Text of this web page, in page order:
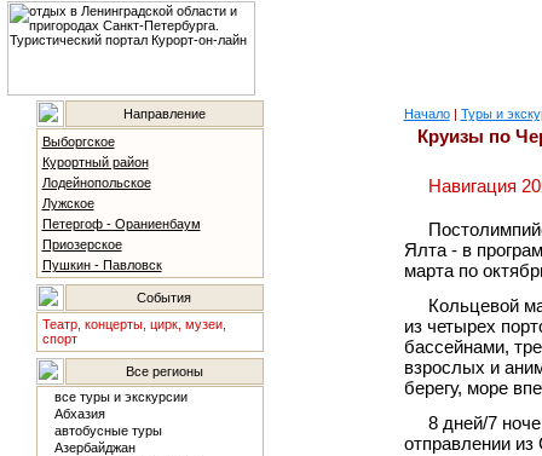
Направление
Выборгское
Курортный район
Лодейнопольское
Лужское
Петергоф - Ораниенбаум
Приозерское
Пушкин - Павловск
События
Театр, концерты, цирк, музеи,
спорт
Все регионы
все туры и экскурсии
Абхазия
автобусные туры
Азербайджан
Начало| Туры и
Круизы по
Навигация
Ялта - в
марта по
Кольцевой
из четырех
бассейнами,
взрослых и
берегу, море
8 дней/7
отправлении